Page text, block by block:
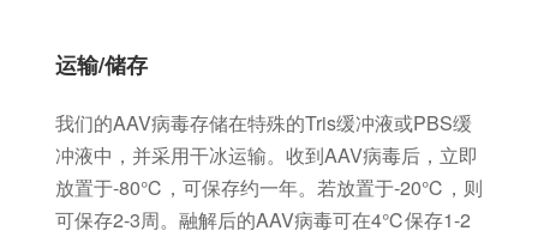
运输/储存
我们的AAV病毒存储在特殊的Tris缓冲液或PBS缓
冲液中，并采用干冰运输。收到AAV病毒后，立即
放置于-80℃，可保存约一年。若放置于-20℃，则
可保存2-3周。融解后的AAV病毒可在4℃保存1-2